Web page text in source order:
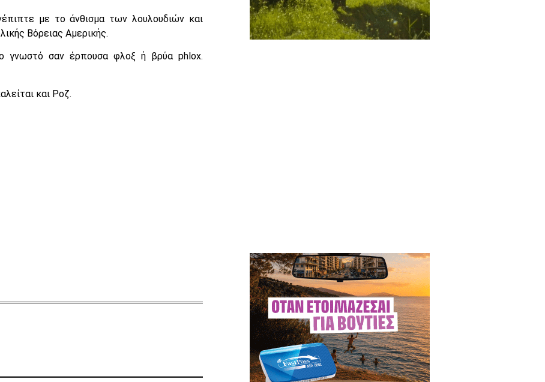
με το άνθισμα των λουλουδιών και
Βόρειας Αμερικής.
γνωστό σαν έρπουσα φλοξ ή βρύα phlox.
και Ροζ.